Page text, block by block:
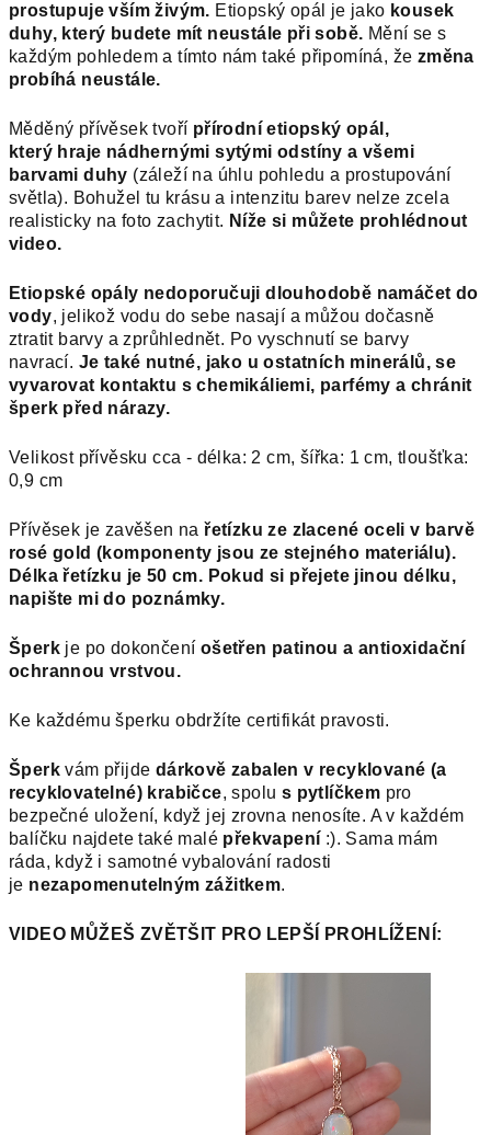
prostupuje vším živým. Etiopský opál je jako kousek
duhy, který budete mít neustále při sobě. Mění se s
každým pohledem a tímto nám také připomíná, že změna
probíhá neustále.
Měděný přívěsek tvoří přírodní etiopský opál,
který hraje nádhernými sytými odstíny a všemi
barvami duhy (záleží na úhlu pohledu a prostupování
světla). Bohužel tu krásu a intenzitu barev nelze zcela
realisticky na foto zachytit. Níže si můžete prohlédnout
video.
Etiopské opály nedoporučuji dlouhodobě namáčet do
vody, jelikož vodu do sebe nasají a můžou dočasně
ztratit barvy a zprůhlednět. Po vyschnutí se barvy
navrací. Je také nutné, jako u ostatních minerálů, se
vyvarovat kontaktu s chemikáliemi, parfémy a chránit
šperk před nárazy.
Velikost přívěsku cca - délka: 2 cm, šířka: 1 cm, tloušťka:
0,9 cm
Přívěsek je zavěšen na řetízku ze zlacené oceli v barvě
rosé gold (komponenty jsou ze stejného materiálu).
Délka řetízku je 50 cm. Pokud si přejete jinou délku,
napište mi do poznámky.
Šperk je po dokončení ošetřen patinou a antioxidační
ochrannou vrstvou.
Ke každému šperku obdržíte certifikát pravosti.
Šperk vám přijde dárkově zabalen v recyklované (a
recyklovatelné) krabičce, spolu s pytlíčkem pro
bezpečné uložení, když jej zrovna nenosíte. A v každém
balíčku najdete také malé překvapení :). Sama mám
ráda, když i samotné vybalování radosti
je nezapomenutelným zážitkem.
VIDEO MŮŽEŠ ZVĚTŠIT PRO LEPŠÍ PROHLÍŽENÍ: